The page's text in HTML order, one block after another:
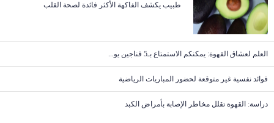
طبيب يكشف الفاكهة الأكثر فائدة لصحة القلب
العلم لعشاق القهوة: يمكنكم الاستمتاع بـ5 فناجين يو...
فوائد نفسية غير متوقعة لحضور المباريات الرياضية
دراسة: القهوة تقلل مخاطر الإصابة بأمراض الكبد